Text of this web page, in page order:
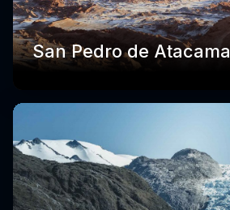
San Pedro de Atacama